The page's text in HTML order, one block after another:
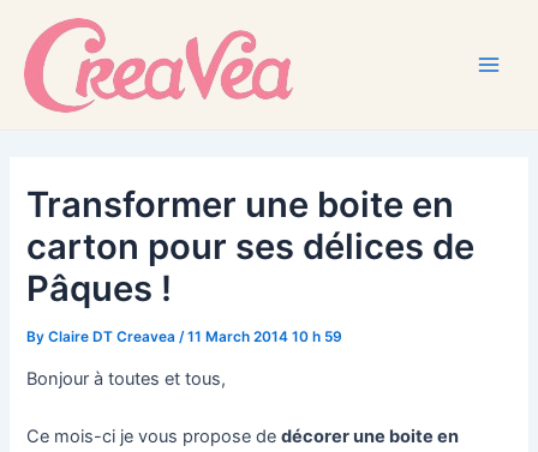
content
Transformer une boite en
carton pour ses délices de
Pâques !
ByClaire DT Creavea/11 March 2014 10 h 59
Bonjour à toutes et tous,
Ce mois-ci je vous propose dedécorer une boite en